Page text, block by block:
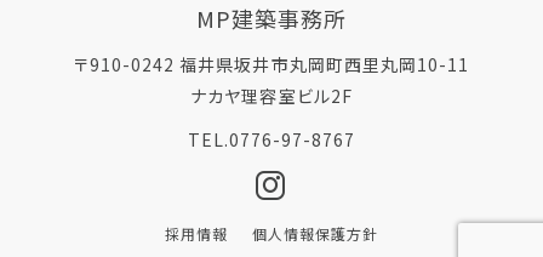
MP建築事務所
〒910-0242 福井県坂井市丸岡町西里丸岡10-11
ナカヤ理容室ビル2F
TEL.0776-97-8767
採用情報 個人情報保護方針